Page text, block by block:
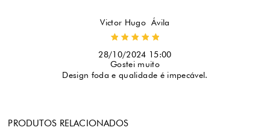
Victor Hugo  Ávila
28/10/2024 15:00
Gostei muito
Design foda e qualidade é impecável.
PRODUTOS RELACIONADOS